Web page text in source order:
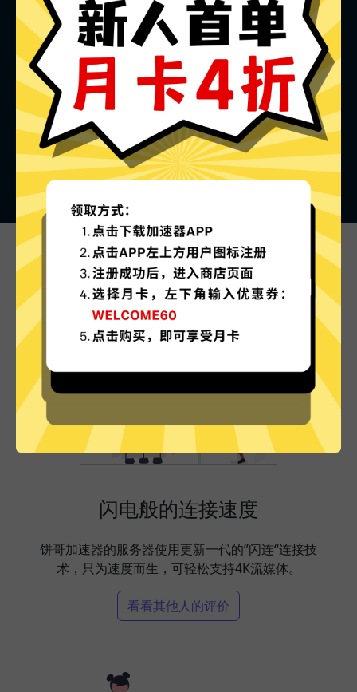
饼哥加速器的特色
闪电般的连接速度
饼哥加速器的服务器使用更新一代的”闪连“连接技
术，只为速度而生，可轻松支持4K流媒体。
看看其他人的评价